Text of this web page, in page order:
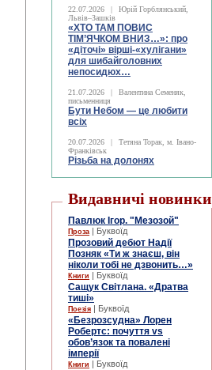
22.07.2026 |
Юрій Горблянський,
Львів–Зашків
«ХТО ТАМ ПОВИС
ТІМ’ЯЧКОМ ВНИЗ…»: про
«діточі» вірші-«хулігани»
для шибайголовних
непосидюх…
21.07.2026 |
Валентина Семеняк,
письменниця
Бути Небом ― це любити
всіх
20.07.2026 |
Тетяна Торак, м. Івано-
Франківськ
Різьба на долонях
Видавничі новинки
Павлюк Ігор. "Мезозой"
Проза | Буквоїд
Прозовий дебют Надії
Позняк «Ти ж знаєш, він
ніколи тобі не дзвонить…»
Книги | Буквоїд
Сащук Світлана. «Дратва
тиші»
Поезія | Буквоїд
«Безрозсудна» Лорен
Робертс: почуття vs
обов’язок та повалені
імперії
Книги | Буквоїд